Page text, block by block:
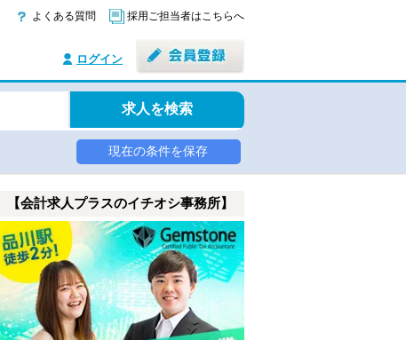
よくある質問 採用ご担当者はこちらへ
ログイン
求人を検索
現在の条件を保存
【会計求人プラスのイチオシ事務所】